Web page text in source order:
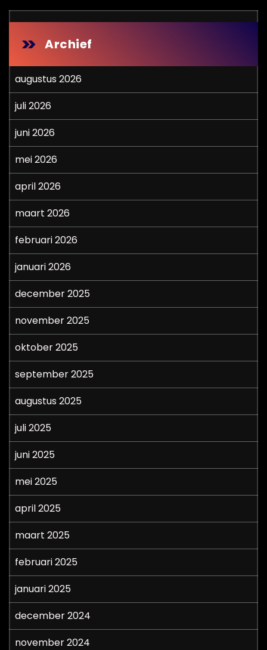
Archief
augustus 2026
juli 2026
juni 2026
mei 2026
april 2026
maart 2026
februari 2026
januari 2026
december 2025
november 2025
oktober 2025
september 2025
augustus 2025
juli 2025
juni 2025
mei 2025
april 2025
maart 2025
februari 2025
januari 2025
december 2024
november 2024